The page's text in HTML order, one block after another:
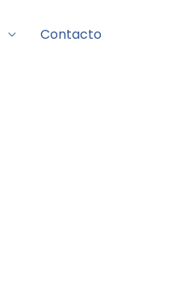
Contacto